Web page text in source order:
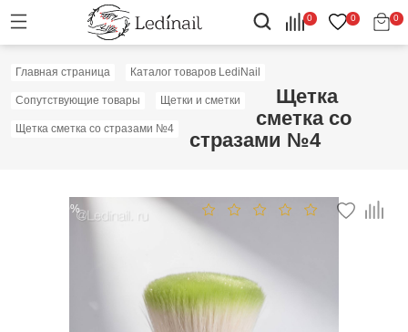
0 0 0
Главная страница Каталог товаров LediNail
Сопутствующие товары Щетки и сметки
Щетка сметка со стразами №4
Щетка
сметка со
стразами №4
Скидка: 10%